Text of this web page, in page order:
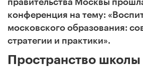
правительства Москвы
конференция на тему:
московского образования:
стратегии и практики».
Пространство школы